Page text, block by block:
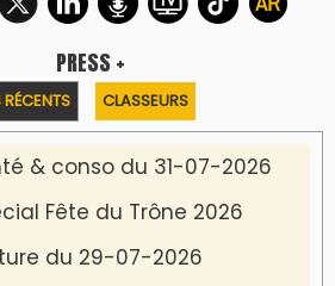
PRESS +
RÉCENTS CLASSEURS
& conso du 31-07-2026
Fête du Trône 2026
du 29-07-2026